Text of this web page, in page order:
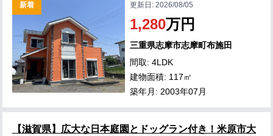
新着
更新日:2026/08/05
1,280万円
三重県志摩市志摩町布施田
間取: 4LDK
建物面積: 117㎡
築年月: 2003年07月
【滋賀県】広大な日本庭園とドッグラン付き！米原市大